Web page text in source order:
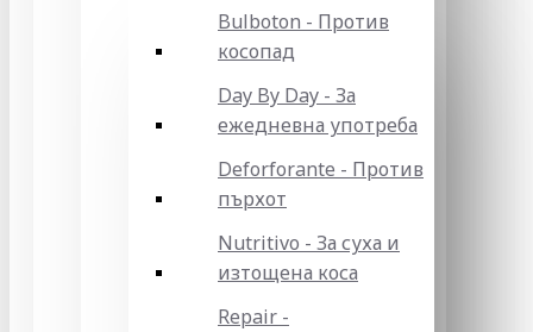
Bulboton - Против
косопад
Day By Day - За
ежедневна употреба
Deforforante - Против
пърхот
Nutritivo - За суха и
изтощена коса
Repair -